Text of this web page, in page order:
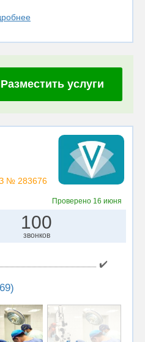
Разместить услуги
№ 283676
Проверено 16 июня
100
звонков
✔️